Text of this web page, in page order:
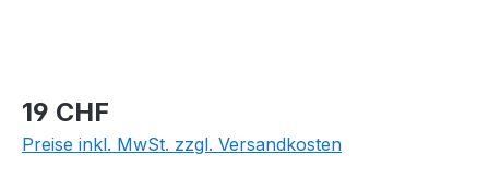
Regulärer Preis:
19 CHF
Preise inkl. MwSt. zzgl. Versandkosten